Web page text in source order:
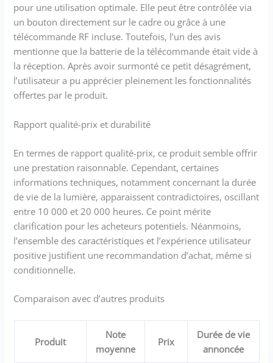
pour une utilisation optimale. Elle peut être contrôlée via
un bouton directement sur le cadre ou grâce à une
télécommande RF incluse. Toutefois, l’un des avis
mentionne que la batterie de la télécommande était vide à
la réception. Après avoir surmonté ce petit désagrément,
l’utilisateur a pu apprécier pleinement les fonctionnalités
offertes par le produit.
Rapport qualité-prix et durabilité
En termes de rapport qualité-prix, ce produit semble offrir
une prestation raisonnable. Cependant, certaines
informations techniques, notamment concernant la durée
de vie de la lumière, apparaissent contradictoires, oscillant
entre 10 000 et 20 000 heures. Ce point mérite
clarification pour les acheteurs potentiels. Néanmoins,
l’ensemble des caractéristiques et l’expérience utilisateur
positive justifient une recommandation d’achat, même si
conditionnelle.
Comparaison avec d’autres produits
Produit
Note
moyenne
Prix
Durée de vie
annoncée